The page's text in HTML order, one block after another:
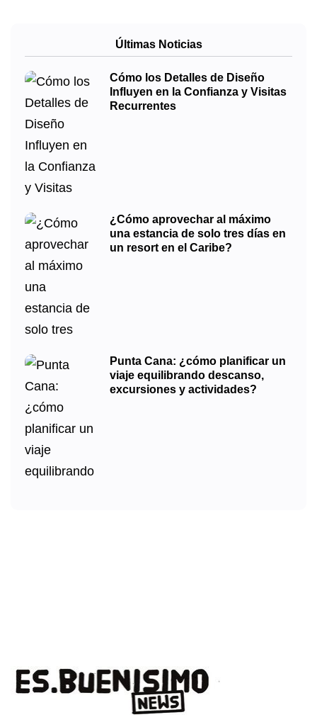
Últimas Noticias
Cómo los Detalles de Diseño
Influyen en la Confianza y Visitas
Recurrentes
¿Cómo aprovechar al máximo
una estancia de solo tres días en
un resort en el Caribe?
Punta Cana: ¿cómo planificar un
viaje equilibrando descanso,
excursiones y actividades?